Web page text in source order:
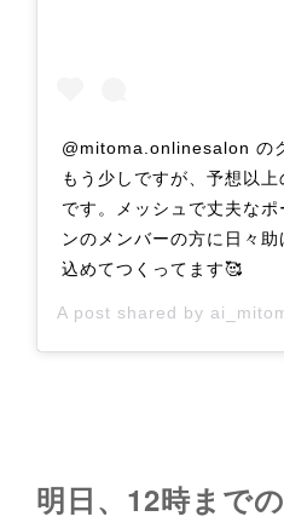
@mitoma.onlinesalon の
もう少しですが、予想以
です。メッシュで丈夫な
ンのメンバーの方に日々
込めてつくってます🥰
A post shared by
明日、12時まで